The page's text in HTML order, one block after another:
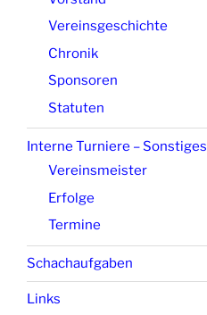
Vereinsgeschichte
Chronik
Sponsoren
Statuten
Interne Turniere – Sonstiges
Vereinsmeister
Erfolge
Termine
Schachaufgaben
Links